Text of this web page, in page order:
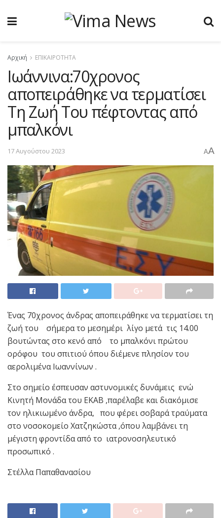
Αρχική ΕΠΙΚΑΙΡΟΤΗΤΑ
Ιωάννινα:70χρονος
αποπειράθηκε να τερματίσει
Τη Ζωή Του πέφτοντας από
μπαλκόνι
17 Αυγούστου 2023 AA
Ένας 70χρονος άνδρας αποπειράθηκε να τερματίσει τη
ζωή του σήμερα το μεσημέρι λίγο μετά τις 14.00
βουτώντας στο κενό από το μπαλκόνι πρώτου
ορόφου του σπιτιού όπου διέμενε πλησίον του
αερολιμένα Ιωαννίνων .
Στο σημείο έσπευσαν αστυνομικές δυνάμεις ενώ
Κινητή Μονάδα του ΕΚΑΒ ,παρέλαβε και διακόμισε
τον ηλικιωμένο άνδρα, που φέρει σοβαρά τραύματα
στο νοσοκομείο Χατζηκώστα ,όπου λαμβάνει τη
μέγιστη φροντίδα από το ιατρονοσηλευτικό
προσωπικό .
Στέλλα Παπαθανασίου